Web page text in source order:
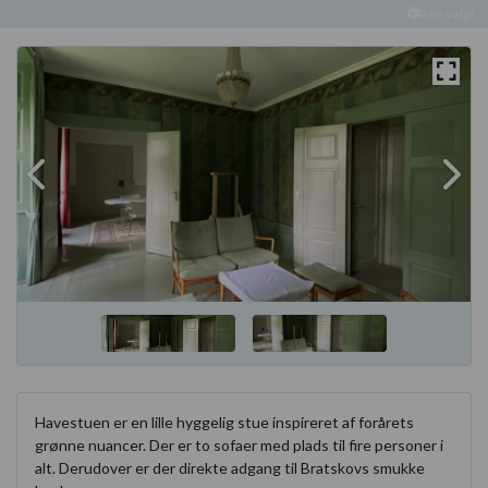
Havestuen er en lille hyggelig stue inspireret af forårets
grønne nuancer. Der er to sofaer med plads til fire personer i
alt. Derudover er der direkte adgang til Bratskovs smukke